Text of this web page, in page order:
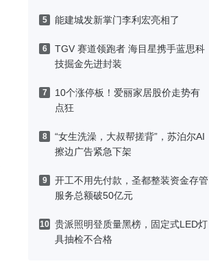
5 能建城发新掌门李利宏亮相了
6
TGV 赛道领跑者 海目星携手蓝思科
技掘金先进封装
7
10个涨停板！爱丽家居股价走势有
点狂
8
“女生洗澡，大叔帮搓背”，苏泊尔AI
擦边广告紧急下架
9
开工不用先付款，圣都整装资金存管
服务总额破50亿元
10 贵派照明登质量黑榜，固定式LED灯
具抽检不合格